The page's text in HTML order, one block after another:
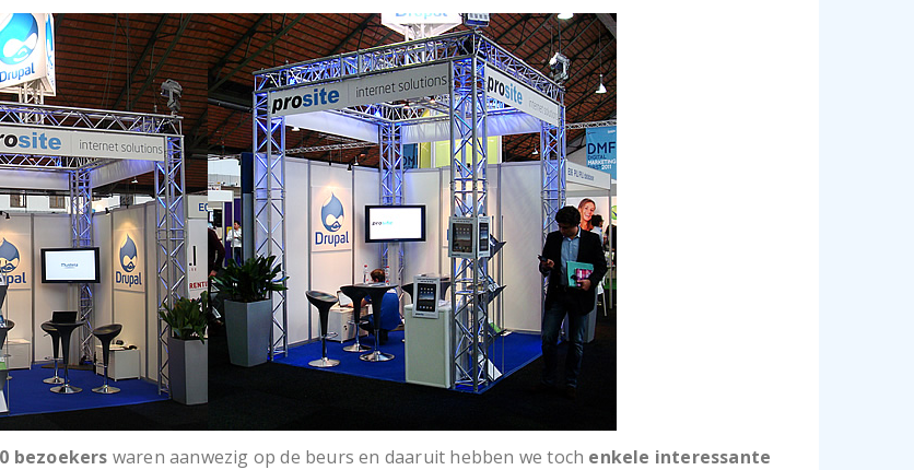
bezoekers waren aanwezig op de beurs en daaruit hebben we toch enkele interessante